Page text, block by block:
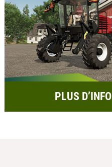
PLUS D’INFO